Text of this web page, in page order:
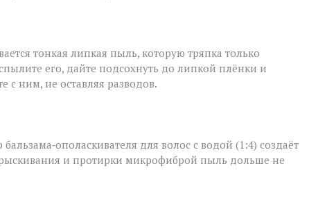
тонкая липкая пыль, которую тряпка только
его, дайте подсохнуть до липкой плёнки и
с ним, не оставляя разводов.
для волос с водой (1:4) создаёт
и протирки микрофиброй пыль дольше не